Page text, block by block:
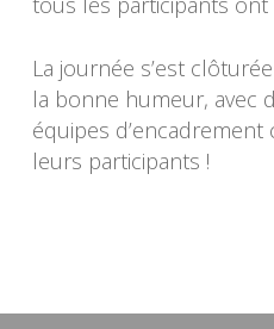
La journée s’est
la bonne humeur, avec
équipes
leurs participants !